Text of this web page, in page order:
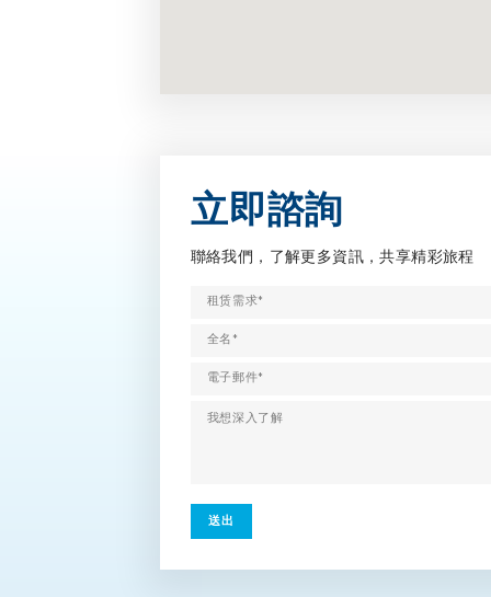
立即諮詢
聯絡我們，了解更多資訊，共享精彩旅程